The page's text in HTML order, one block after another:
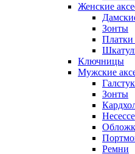
Женские
Зонты
Ключницы
Мужские
Зонты
Ремни